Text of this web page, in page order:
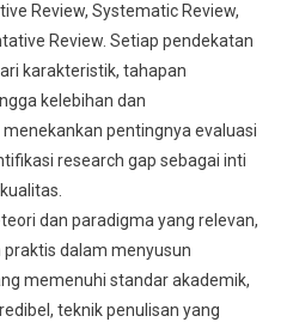
Review, Systematic Review,
Review. Setiap pendekatan
karakteristik, tahapan
kelebihan dan
pentingnya evaluasi
research gap sebagai inti
dan paradigma yang relevan,
dalam menyusun
memenuhi standar akademik,
teknik penulisan yang